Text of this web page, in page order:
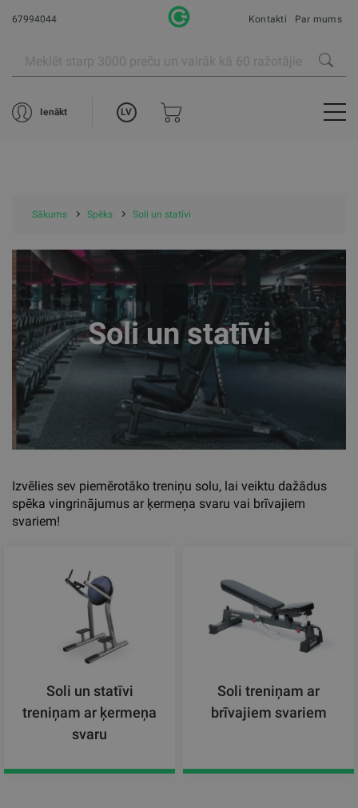
67994044 Kontakti Par mums
Ienākt LV
Sākums Spēks Soli un statīvi
Soli un statīvi
Izvēlies sev piemērotāko treniņu solu, lai veiktu dažādus
spēka vingrinājumus ar ķermeņa svaru vai brīvajiem
svariem!
Soli un statīvi
treniņam ar ķermeņa
svaru
Soli treniņam ar
brīvajiem svariem